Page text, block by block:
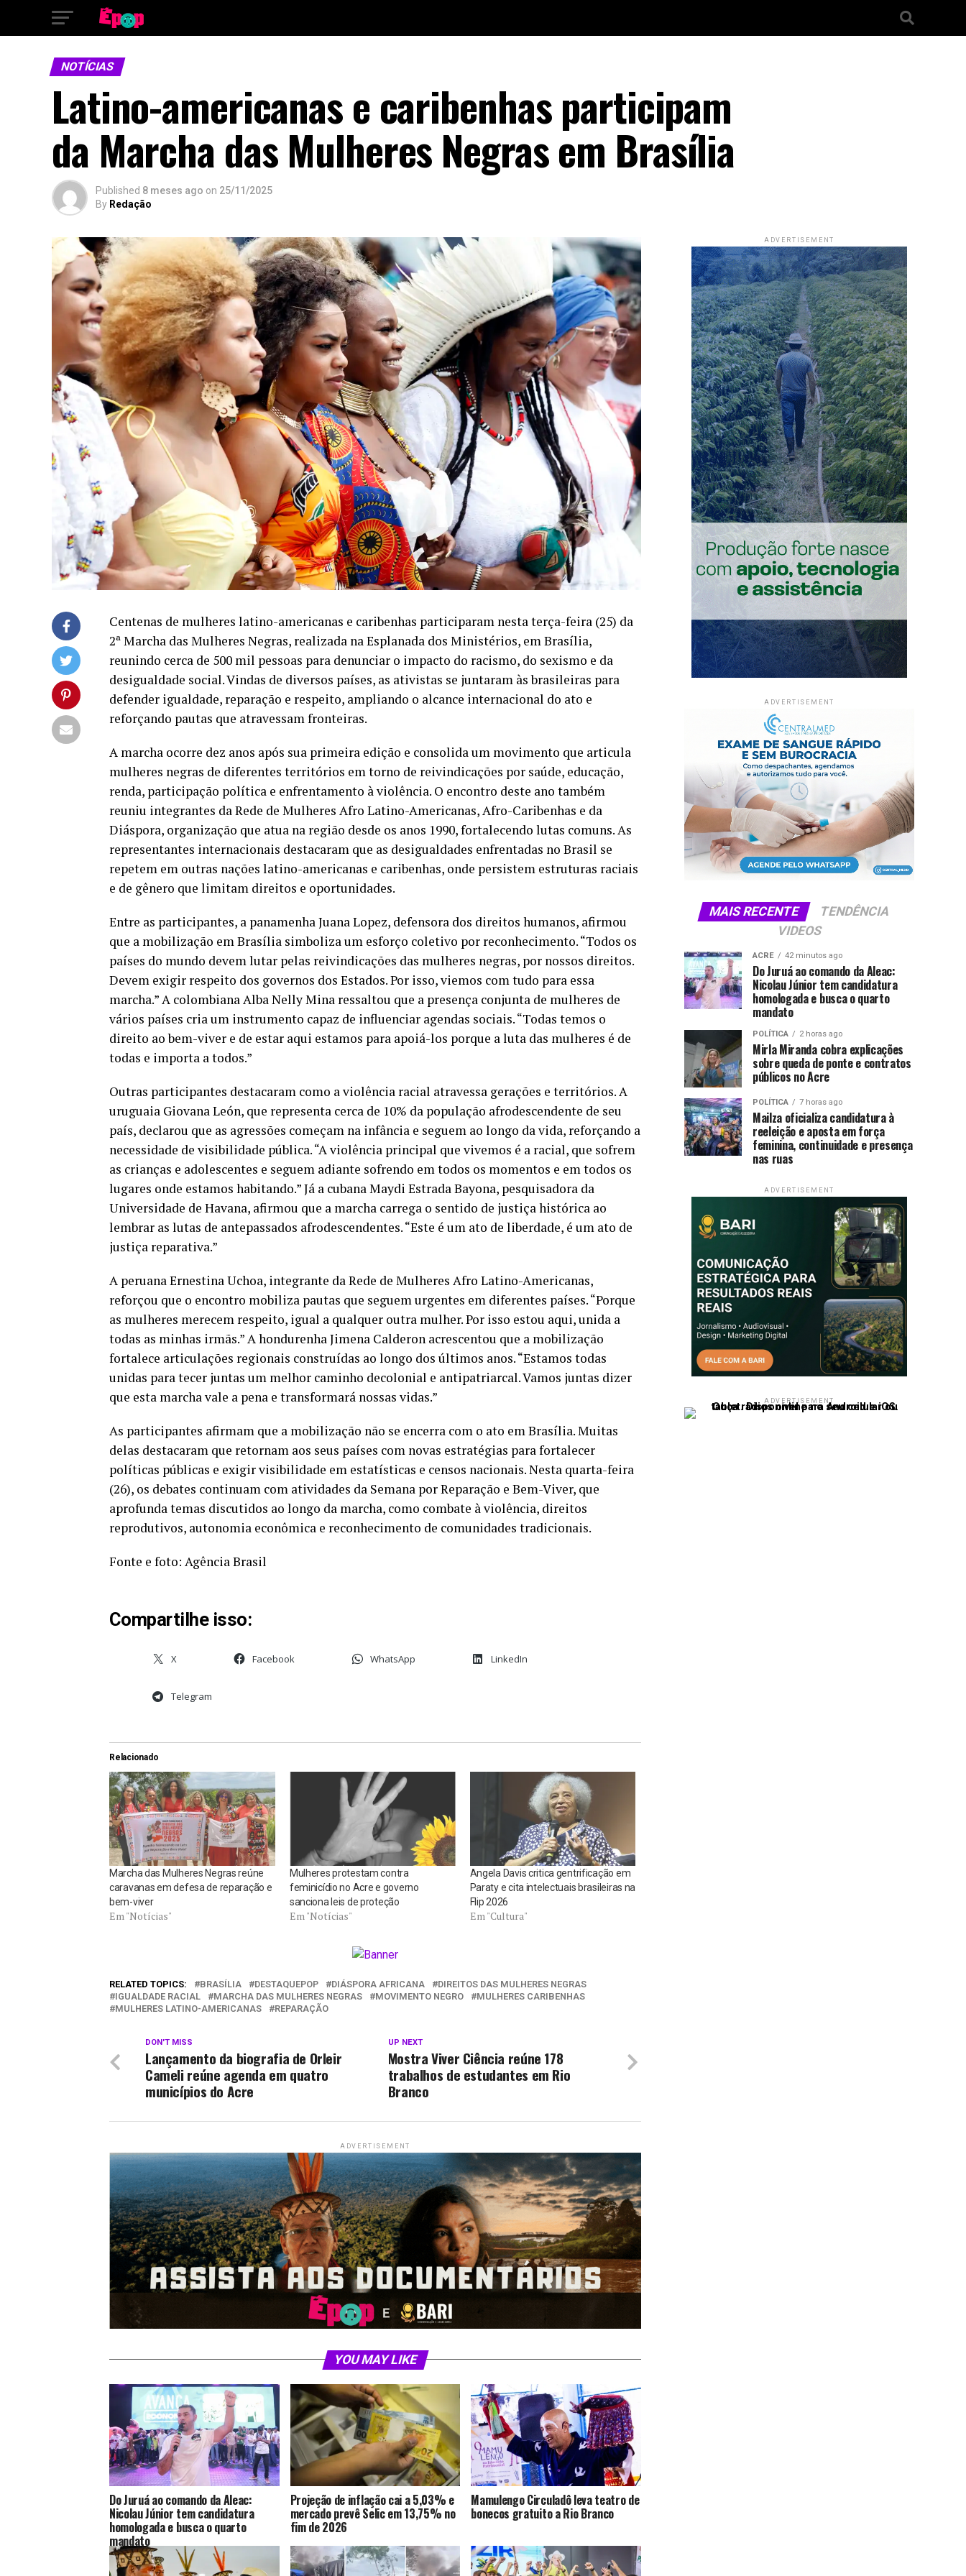
NOTÍCIAS
Latino-americanas e caribenhas participam
da Marcha das Mulheres Negras em Brasília
Published 8 meses ago on 25/11/2025
By Redação
Centenas de mulheres latino-americanas e caribenhas participaram nesta terça-feira (25) da
2ª Marcha das Mulheres Negras, realizada na Esplanada dos Ministérios, em Brasília,
reunindo cerca de 500 mil pessoas para denunciar o impacto do racismo, do sexismo e da
desigualdade social. Vindas de diversos países, as ativistas se juntaram às brasileiras para
defender igualdade, reparação e respeito, ampliando o alcance internacional do ato e
reforçando pautas que atravessam fronteiras.
A marcha ocorre dez anos após sua primeira edição e consolida um movimento que articula
mulheres negras de diferentes territórios em torno de reivindicações por saúde, educação,
renda, participação política e enfrentamento à violência. O encontro deste ano também
reuniu integrantes da Rede de Mulheres Afro Latino-Americanas, Afro-Caribenhas e da
Diáspora, organização que atua na região desde os anos 1990, fortalecendo lutas comuns. As
representantes internacionais destacaram que as desigualdades enfrentadas no Brasil se
repetem em outras nações latino-americanas e caribenhas, onde persistem estruturas raciais
e de gênero que limitam direitos e oportunidades.
Entre as participantes, a panamenha Juana Lopez, defensora dos direitos humanos, afirmou
que a mobilização em Brasília simboliza um esforço coletivo por reconhecimento. “Todos os
países do mundo devem lutar pelas reivindicações das mulheres negras, por nossos direitos.
Devem exigir respeito dos governos dos Estados. Por isso, viemos com tudo para essa
marcha.” A colombiana Alba Nelly Mina ressaltou que a presença conjunta de mulheres de
vários países cria um instrumento capaz de influenciar agendas sociais. “Todas temos o
direito ao bem-viver e de estar aqui estamos para apoiá-los porque a luta das mulheres é de
todas e importa a todos.”
Outras participantes destacaram como a violência racial atravessa gerações e territórios. A
uruguaia Giovana León, que representa cerca de 10% da população afrodescendente de seu
país, declarou que as agressões começam na infância e seguem ao longo da vida, reforçando a
necessidade de visibilidade pública. “A violência principal que vivemos é a racial, que sofrem
as crianças e adolescentes e seguem adiante sofrendo em todos os momentos e em todos os
lugares onde estamos habitando.” Já a cubana Maydi Estrada Bayona, pesquisadora da
Universidade de Havana, afirmou que a marcha carrega o sentido de justiça histórica ao
lembrar as lutas de antepassados afrodescendentes. “Este é um ato de liberdade, é um ato de
justiça reparativa.”
A peruana Ernestina Uchoa, integrante da Rede de Mulheres Afro Latino-Americanas,
reforçou que o encontro mobiliza pautas que seguem urgentes em diferentes países. “Porque
as mulheres merecem respeito, igual a qualquer outra mulher. Por isso estou aqui, unida a
todas as minhas irmãs.” A hondurenha Jimena Calderon acrescentou que a mobilização
fortalece articulações regionais construídas ao longo dos últimos anos. “Estamos todas
unidas para tecer juntas um melhor caminho decolonial e antipatriarcal. Vamos juntas dizer
que esta marcha vale a pena e transformará nossas vidas.”
As participantes afirmam que a mobilização não se encerra com o ato em Brasília. Muitas
delas destacaram que retornam aos seus países com novas estratégias para fortalecer
políticas públicas e exigir visibilidade em estatísticas e censos nacionais. Nesta quarta-feira
(26), os debates continuam com atividades da Semana por Reparação e Bem-Viver, que
aprofunda temas discutidos ao longo da marcha, como combate à violência, direitos
reprodutivos, autonomia econômica e reconhecimento de comunidades tradicionais.
Fonte e foto: Agência Brasil
Compartilhe isso:
X Facebook WhatsApp LinkedIn
Telegram
Relacionado
Marcha das Mulheres Negras reúne
caravanas em defesa de reparação e
bem-viver
Em "Notícias"
Mulheres protestam contra
feminicídio no Acre e governo
sanciona leis de proteção
Em "Notícias"
Angela Davis critica gentrificação em
Paraty e cita intelectuais brasileiras na
Flip 2026
Em "Cultura"
RELATED TOPICS: BRASÍLIA DESTAQUEPOP DIÁSPORA AFRICANA
DIREITOS DAS MULHERES NEGRAS
IGUALDADE RACIAL
MARCHA DAS MULHERES NEGRAS MOVIMENTO NEGRO
MULHERES CARIBENHAS
MULHERES LATINO-AMERICANAS
REPARAÇÃO
UP NEXT
Mostra Viver Ciência reúne 178
trabalhos de estudantes em Rio
Branco
DON'T MISS
Lançamento da biografia de Orleir
Cameli reúne agenda em quatro
municípios do Acre
ADVERTISEMENT
YOU MAY LIKE
Do Juruá ao comando da Aleac:
Nicolau Júnior tem candidatura
homologada e busca o quarto
mandato
Projeção de inflação cai a 5,03% e
mercado prevê Selic em 13,75% no
fim de 2026
Mamulengo Circuladô leva teatro de
bonecos gratuito a Rio Branco
ADVERTISEMENT
ADVERTISEMENT
MAIS RECENTE
TENDÊNCIA
VIDEOS
ACRE 42 minutos ago
Do Juruá ao comando da Aleac:
Nicolau Júnior tem candidatura
homologada e busca o quarto
mandato
POLÍTICA 2 horas ago
Mirla Miranda cobra explicações
sobre queda de ponte e contratos
públicos no Acre
POLÍTICA 7 horas ago
Mailza oficializa candidatura à
reeleição e aposta em força
feminina, continuidade e presença
nas ruas
ADVERTISEMENT
ADVERTISEMENT